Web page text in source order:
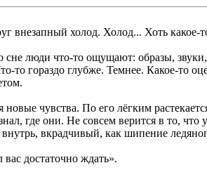
внезапный холод. Холод... Хоть какое-
люди что-то ощущают: образы,
гораздо глубже. Темнее. Какое-то
чувства. По его лёгким
где они. Не совсем верится в то, что
вкрадчивый, как шипение
достаточно ждать».